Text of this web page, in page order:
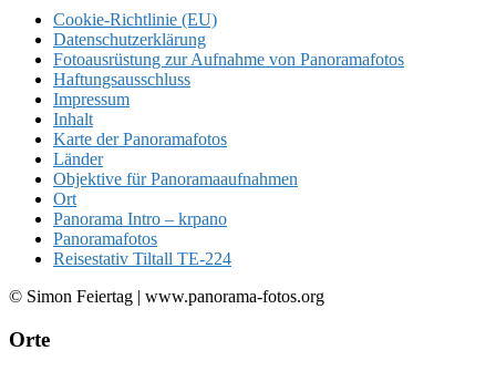
Cookie-Richtlinie (EU)
Datenschutzerklärung
Fotoausrüstung zur Aufnahme von Panoramafotos
Haftungsausschluss
Impressum
Inhalt
Karte der Panoramafotos
Länder
Objektive für Panoramaaufnahmen
Ort
Panorama Intro – krpano
Panoramafotos
Reisestativ Tiltall TE-224
© Simon Feiertag | www.panorama-fotos.org
Orte